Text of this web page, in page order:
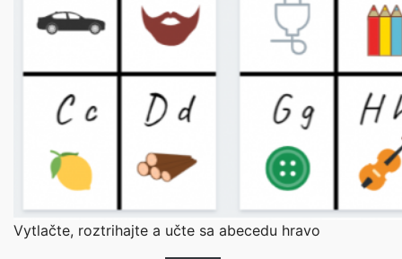
Vytlačte, roztrihajte a učte sa abecedu hravo